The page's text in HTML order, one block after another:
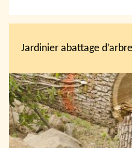
Jardinier abattage d’arbre